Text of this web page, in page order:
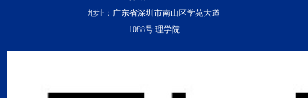
地址：广东省深圳市南山区学苑大道
1088号 理学院